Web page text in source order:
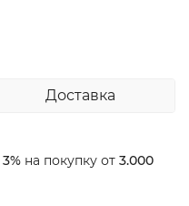
Доставка
3% на покупку от 3.000